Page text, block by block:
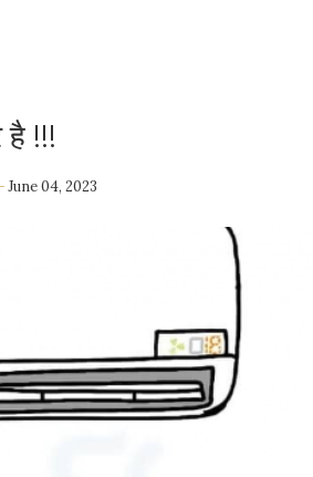
है !!!
June 04, 2023